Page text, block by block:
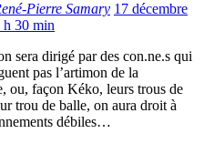
Pierre Samary 17 décembre
h 30 min
sera dirigé par des con.ne.s qui
pas l’artimon de la
ou, façon Kéko, leurs trous de
trou de balle, on aura droit à
débiles…